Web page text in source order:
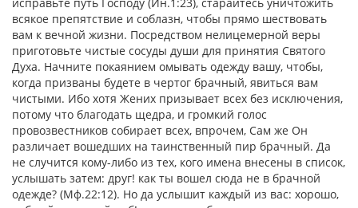
всякое препятствие и соблазн, чтобы прямо шествовать
вам к вечной жизни. Посредством нелицемерной веры
приготовьте чистые сосуды души для принятия Святого
Духа. Начните покаянием омывать одежду вашу, чтобы,
когда призваны будете в чертог брачный, явиться вам
чистыми. Ибо хотя Жених призывает всех без исключения,
потому что благодать щедра, и громкий голос
провозвестников собирает всех, впрочем, Сам же Он
различает вошедших на таинственный пир брачный. Да
не случится кому-либо из тех, кого имена внесены в список,
услышать затем: друг! как ты вошел сюда не в брачной
одежде? (Мф.22:12). Но да услышит каждый из вас: хорошо,